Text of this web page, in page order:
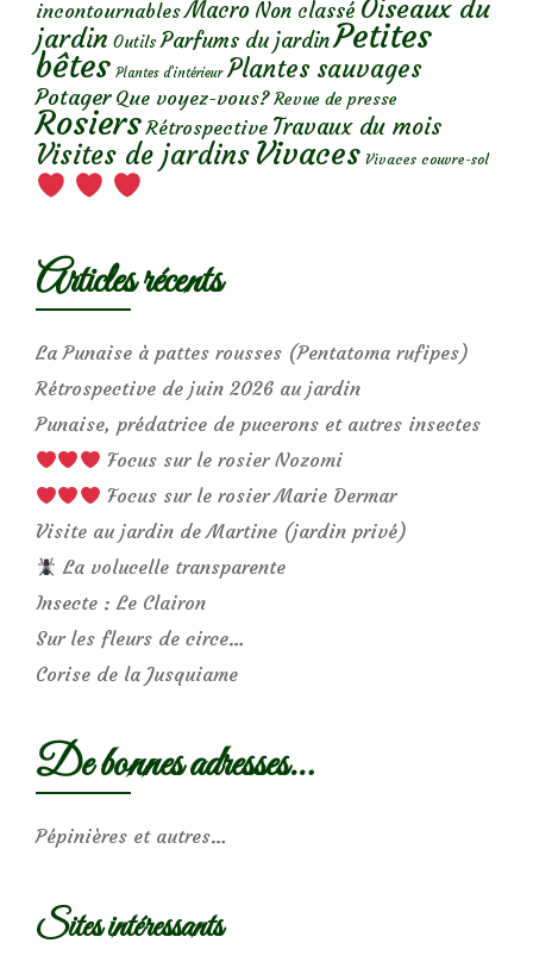
incontournables Macro Non classé Oiseaux du
jardin Outils Parfums du jardinPetites
bêtes Plantes d’intérieur Plantes sauvages
Potager Que voyez-vous? Revue de presse
Rosiers Rétrospective Travaux du mois
Visites de jardins Vivaces Vivaces couvre-sol
Articles récents
La Punaise à pattes rousses (Pentatoma rufipes)
Rétrospective de juin 2026 au jardin
Punaise, prédatrice de pucerons et autres insectes
Focus sur le rosier Nozomi
Focus sur le rosier Marie Dermar
Visite au jardin de Martine (jardin privé)
La volucelle transparente
Insecte : Le Clairon
Sur les fleurs de circe…
Corise de la Jusquiame
De bonnes adresses…
Pépinières et autres…
Sites intéressants